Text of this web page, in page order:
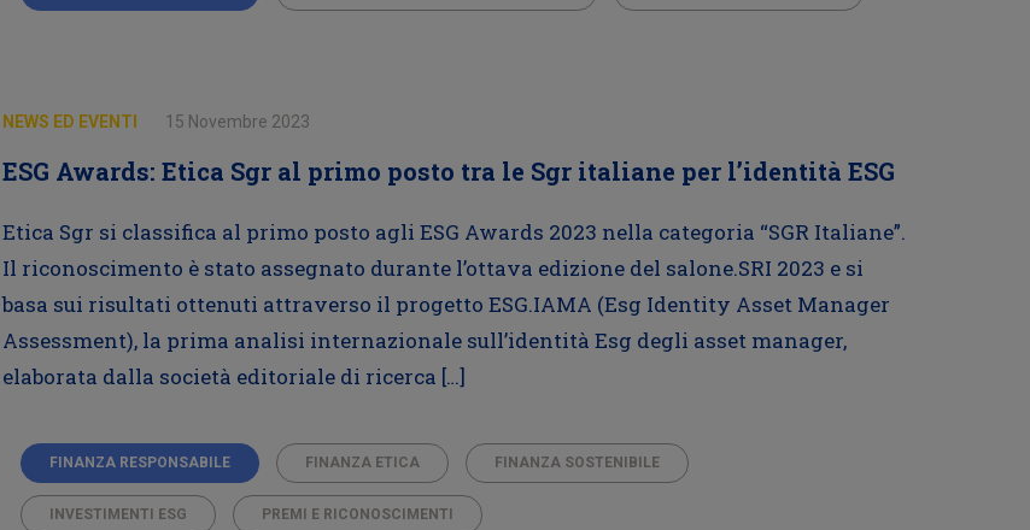
NEWS ED EVENTI 15 Novembre 2023
ESG Awards: Etica Sgr al primo posto tra le Sgr italiane per l’identità ESG
Etica Sgr si classifica al primo posto agli ESG Awards 2023 nella categoria “SGR Italiane”.
Il riconoscimento è stato assegnato durante l’ottava edizione del salone.SRI 2023 e si
basa sui risultati ottenuti attraverso il progetto ESG.IAMA (Esg Identity Asset Manager
Assessment), la prima analisi internazionale sull’identità Esg degli asset manager,
elaborata dalla società editoriale di ricerca […]
FINANZA RESPONSABILE FINANZA ETICA FINANZA SOSTENIBILE
INVESTIMENTI ESG PREMI E RICONOSCIMENTI